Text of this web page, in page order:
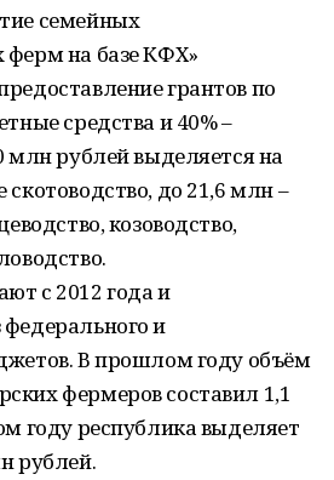
семейных
ферм на базе КФХ»
грантов по
средства и 40% –
млн рублей выделяется на
до 21,6 млн –
козоводство,
с 2012 года и
и
В прошлом году объём
фермеров составил 1,1
году республика выделяет
рублей.